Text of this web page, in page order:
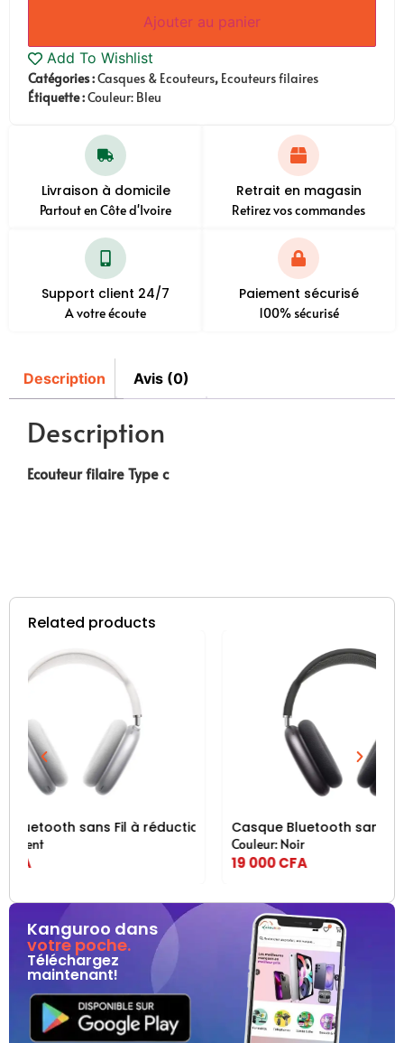
Ajouter au panier
Add To Wishlist
Catégories :Casques & Ecouteurs, Ecouteurs filaires
Étiquette :Couleur: Bleu
Livraison à domicile
Partout en Côte d'Ivoire
Retrait en magasin
Retirez vos commandes
Support client 24/7
A votre écoute
Paiement sécurisé
100% sécurisé
Description Avis (0)
Description
Ecouteur filaire Type c
Related products
de Bruit – Air max Pro AB850 Argent
Casque Bluetooth sans Fil à réduction de Bruit – Air
Couleur: Noir
Casque
Kanguroo dans
votre poche.
Téléchargez
maintenant!